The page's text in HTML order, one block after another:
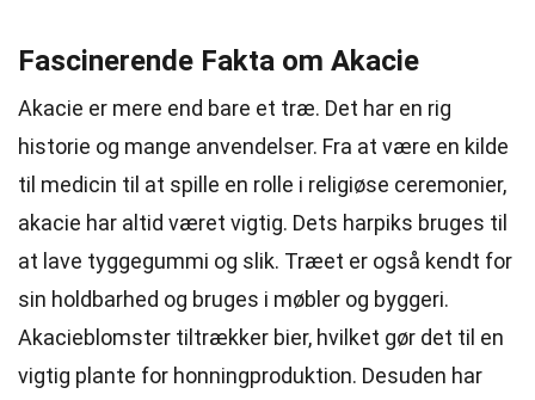
Fascinerende Fakta om Akacie
Akacie er mere end bare et træ. Det har en rig
historie og mange anvendelser. Fra at være en kilde
til medicin til at spille en rolle i religiøse ceremonier,
akacie har altid været vigtig. Dets harpiks bruges til
at lave tyggegummi og slik. Træet er også kendt for
sin holdbarhed og bruges i møbler og byggeri.
Akacieblomster tiltrækker bier, hvilket gør det til en
vigtig plante for honningproduktion. Desuden har